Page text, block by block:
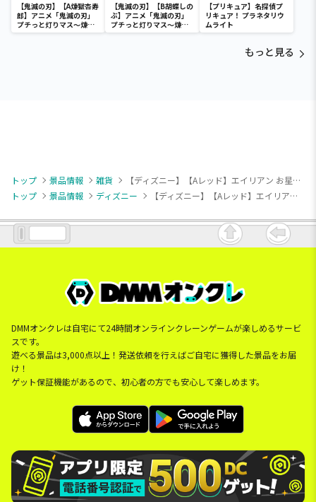
【鬼滅の刃】【A煉獄杏寿
郎】アニメ「鬼滅の刃」
プチっと灯りマス～煉獄
杏寿郎・胡蝶しのぶ～
【鬼滅の刃】【B胡蝶しの
ぶ】アニメ「鬼滅の刃」
プチっと灯りマス～煉獄
杏寿郎・胡蝶しのぶ～
【プリキュア】名探偵プ
リキュア！ プラネタリウ
ムライト
もっと見る
トップ 景品情報 雑貨
【ディズニー】【Aレッド】エイリアン お星さまといっしょ ソープディスペンサー
トップ
景品情報 ディズニー 【ディズニー】【Aレッド】エイリアン お星さまといっしょ ソープディスペンサー
DMMオンクレは自宅にて24時間オンラインクレーンゲームが楽しめるサービ
スです。
遊べる景品は3,000点以上！発送依頼を行えばご自宅に獲得した景品をお届
け！
ゲット保証機能があるので、初心者の方でも安心して楽しめます。